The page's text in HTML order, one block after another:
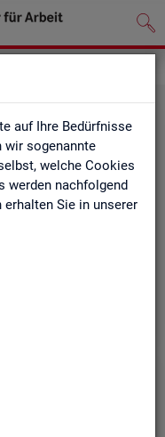
auf Ihre Bedürfnisse
wir sogenannte
welche Cookies
werden nachfolgend
Sie in unserer